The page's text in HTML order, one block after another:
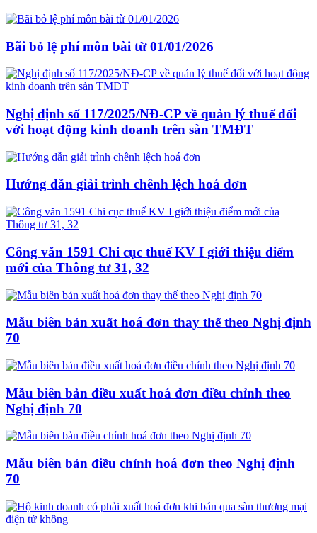
Bãi bỏ lệ phí môn bài từ 01/01/2026
Nghị định số 117/2025/NĐ-CP về quản lý thuế đối
với hoạt động kinh doanh trên sàn TMĐT
Hướng dẫn giải trình chênh lệch hoá đơn
Công văn 1591 Chi cục thuế KV I giới thiệu điểm
mới của Thông tư 31, 32
Mẫu biên bản xuất hoá đơn thay thế theo Nghị định
70
Mẫu biên bản điều xuất hoá đơn điều chỉnh theo
Nghị định 70
Mẫu biên bản điều chỉnh hoá đơn theo Nghị định
70